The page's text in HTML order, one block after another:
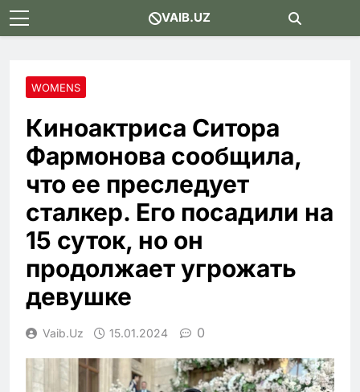
Skip
to
VAIB.UZ
WOMENS
Киноактриса Ситора
Фармонова сообщила,
что ее преследует
сталкер. Его посадили на
15 суток, но он
продолжает угрожать
девушке
Vaib.uz 15.01.2024 0